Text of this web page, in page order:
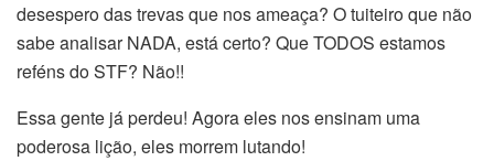
desespero das trevas que nos ameaça? O tuiteiro que não
sabe analisar NADA, está certo? Que TODOS estamos
reféns do STF? Não!!
Essa gente já perdeu! Agora eles nos ensinam uma
poderosa lição, eles morrem lutando!